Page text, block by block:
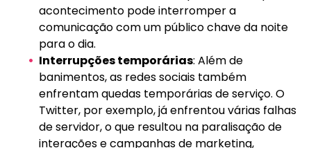
acontecimento pode interromper a
comunicação com um público chave da noite
para o dia.
Interrupções temporárias: Além de
banimentos, as redes sociais também
enfrentam quedas temporárias de serviço. O
Twitter, por exemplo, já enfrentou várias falhas
de servidor, o que resultou na paralisação de
interações e campanhas de marketing,